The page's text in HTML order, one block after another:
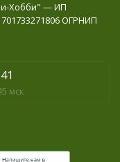
Хобби" — ИП
ОГРНИП
мск